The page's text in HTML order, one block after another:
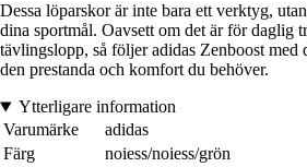
Dessa löparskor är inte bara ett verktyg,
dina sportmål. Oavsett om det är för daglig
tävlingslopp, så följer adidas Zenboost med
den prestanda och komfort du behöver.
Ytterligare information
Varumärke
adidas
Färg
noiess/noiess/grön